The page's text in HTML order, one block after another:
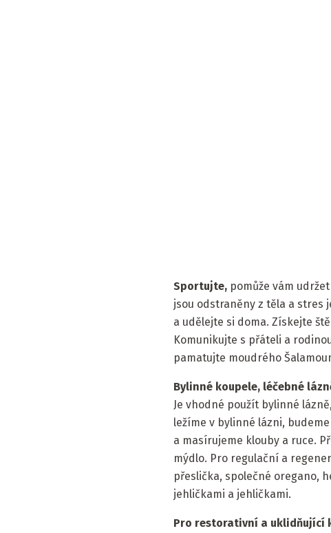
Sportujte, pomůže vám
jsou odstraněny z těla a stres
a udělejte si doma. Získejte
Komunikujte s přáteli a
pamatujte moudrého
Bylinné koupele, léčebné
Je vhodné použít bylinné
ležíme v bylinné lázni,
a masírujeme klouby a ruce.
mýdlo. Pro regulační a
přeslička, společné oregano,
jehličkami a jehličkami.
Pro restorativní a uklidňující